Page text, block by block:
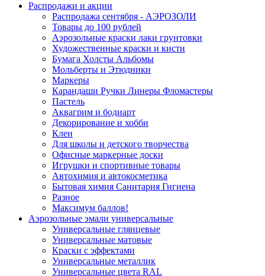
Распродажи и акции
Распродажа сентября - АЭРОЗОЛИ
Товары до 100 рублей
Аэрозольные краски лаки грунтовки
Художественные краски и кисти
Бумага Холсты Альбомы
Мольберты и Этюдники
Маркеры
Карандаши Ручки Линеры Фломастеры
Пастель
Аквагрим и бодиарт
Декорирование и хобби
Клеи
Для школы и детского творчества
Офисные маркерные доски
Игрушки и спортивные товары
Автохимия и автокосметика
Бытовая химия Санитария Гигиена
Разное
Максимум баллов!
Аэрозольные эмали универсальные
Универсальные глянцевые
Универсальные матовые
Краски с эффектами
Универсальные металлик
Универсальные цвета RAL